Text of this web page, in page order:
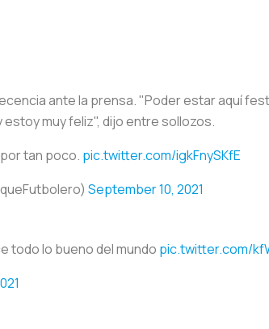
ante la prensa. "Poder estar aquí
estoy muy feliz", dijo entre sollozos.
tan poco. pic.twitter.com/igkFnySKfE
September 10, 2021
todo lo bueno del mundo pic.twitter.com/